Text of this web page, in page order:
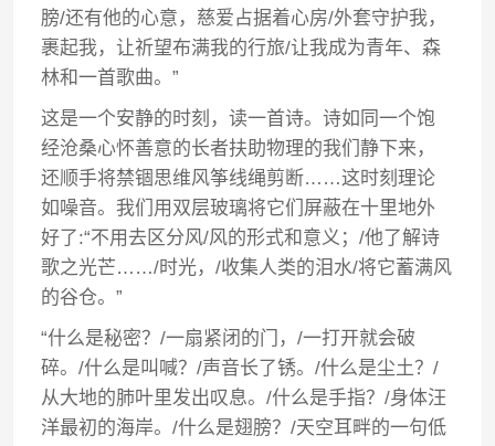
膀/还有他的心意，慈爱占据着心房/外套守护我，
裹起我，让祈望布满我的行旅/让我成为青年、森
林和一首歌曲。”
这是一个安静的时刻，读一首诗。诗如同一个饱
经沧桑心怀善意的长者扶助物理的我们静下来，
还顺手将禁锢思维风筝线绳剪断……这时刻理论
如噪音。我们用双层玻璃将它们屏蔽在十里地外
好了:“不用去区分风/风的形式和意义；/他了解诗
歌之光芒……/时光，/收集人类的泪水/将它蓄满风
的谷仓。”
“什么是秘密？/一扇紧闭的门，/一打开就会破
碎。/什么是叫喊？/声音长了锈。/什么是尘土？/
从大地的肺叶里发出叹息。/什么是手指？/身体汪
洋最初的海岸。/什么是翅膀？/天空耳畔的一句低